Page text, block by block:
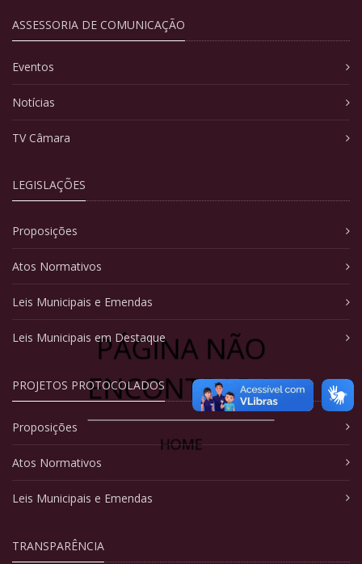
PÁGINA NÃO
ENCONTRADA
HOME
ASSESSORIA DE COMUNICAÇÃO
Eventos
Notícias
TV Câmara
LEGISLAÇÕES
Proposições
Atos Normativos
Leis Municipais e Emendas
Leis Municipais em Destaque
PROJETOS PROTOCOLADOS
Proposições
Atos Normativos
Leis Municipais e Emendas
TRANSPARÊNCIA